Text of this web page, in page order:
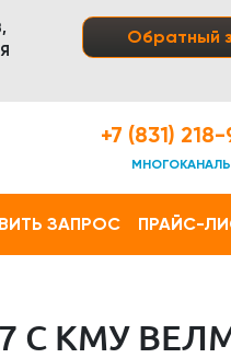
Обратный
+7 (831)
ЗАПРОС ПРАЙС-
С КМУ